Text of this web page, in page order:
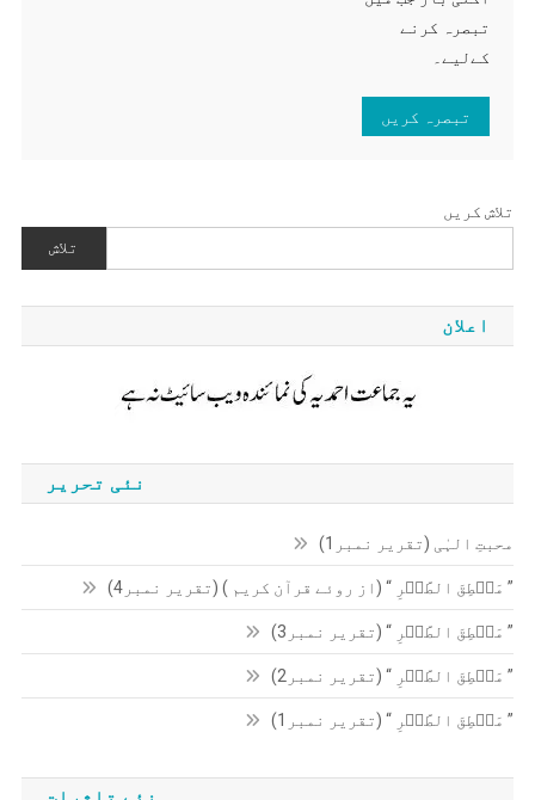
تبصرہ کرنے
کےلیے۔
تلاش کریں
تلاش
اعلان
نئی تحریر
محبتِ الہٰی (تقریر نمبر1)
” مَنۡطِقَ الطَّیۡرِ “ (از روئے قرآن کریم ) (تقریر نمبر4)
” مَنۡطِقَ الطَّیۡرِ “ (تقریر نمبر3)
” مَنۡطِقَ الطَّیۡرِ “ (تقریر نمبر2)
” مَنۡطِقَ الطَّیۡرِ “ (تقریر نمبر1)